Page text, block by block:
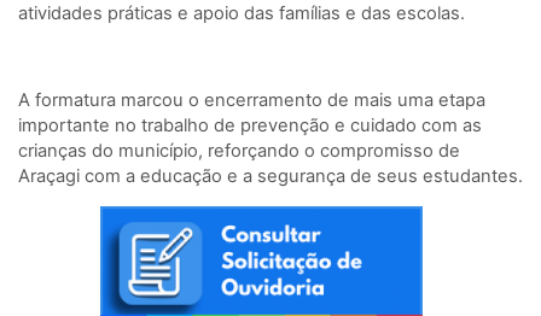
atividades práticas e apoio das famílias e das escolas.
A formatura marcou o encerramento de mais uma etapa
importante no trabalho de prevenção e cuidado com as
crianças do município, reforçando o compromisso de
Araçagi com a educação e a segurança de seus estudantes.